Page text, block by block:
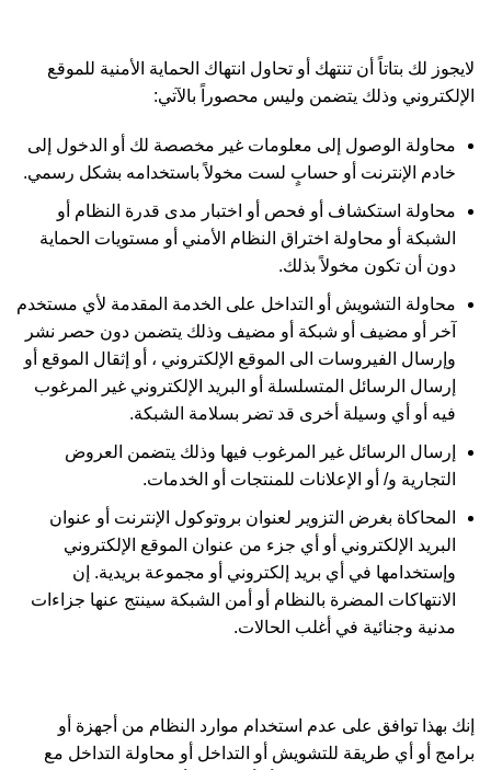
لايجوز لك بتاتاً أن تنتهك أو تحاول انتهاك الحماية الأمنية للموقع
الإلكتروني وذلك يتضمن وليس محصوراً بالآتي:
محاولة الوصول إلى معلومات غير مخصصة لك أو الدخول إلى
خادم الإنترنت أو حسابٍ لست مخولاً باستخدامه بشكل رسمي.
محاولة استكشاف أو فحص أو اختبار مدى قدرة النظام أو
الشبكة أو محاولة اختراق النظام الأمني أو مستويات الحماية
دون أن تكون مخولاً بذلك.
محاولة التشويش أو التداخل على الخدمة المقدمة لأي مستخدم
آخر أو مضيف أو شبكة أو مضيف وذلك يتضمن دون حصر نشر
وإرسال الفيروسات الى الموقع الإلكتروني ، أو إثقال الموقع أو
إرسال الرسائل المتسلسلة أو البريد الإلكتروني غير المرغوب
فيه أو أي وسيلة أخرى قد تضر بسلامة الشبكة.
إرسال الرسائل غير المرغوب فيها وذلك يتضمن العروض
التجارية و/ أو الإعلانات للمنتجات أو الخدمات.
المحاكاة بغرض التزوير لعنوان بروتوكول الإنترنت أو عنوان
البريد الإلكتروني أو أي جزء من عنوان الموقع الإلكتروني
وإستخدامها في أي بريد إلكتروني أو مجموعة بريدية. إن
الانتهاكات المضرة بالنظام أو أمن الشبكة سينتج عنها جزاءات
مدنية وجنائية في أغلب الحالات.
إنك بهذا توافق على عدم استخدام موارد النظام من أجهزة أو
برامج أو أي طريقة للتشويش أو التداخل أو محاولة التداخل مع